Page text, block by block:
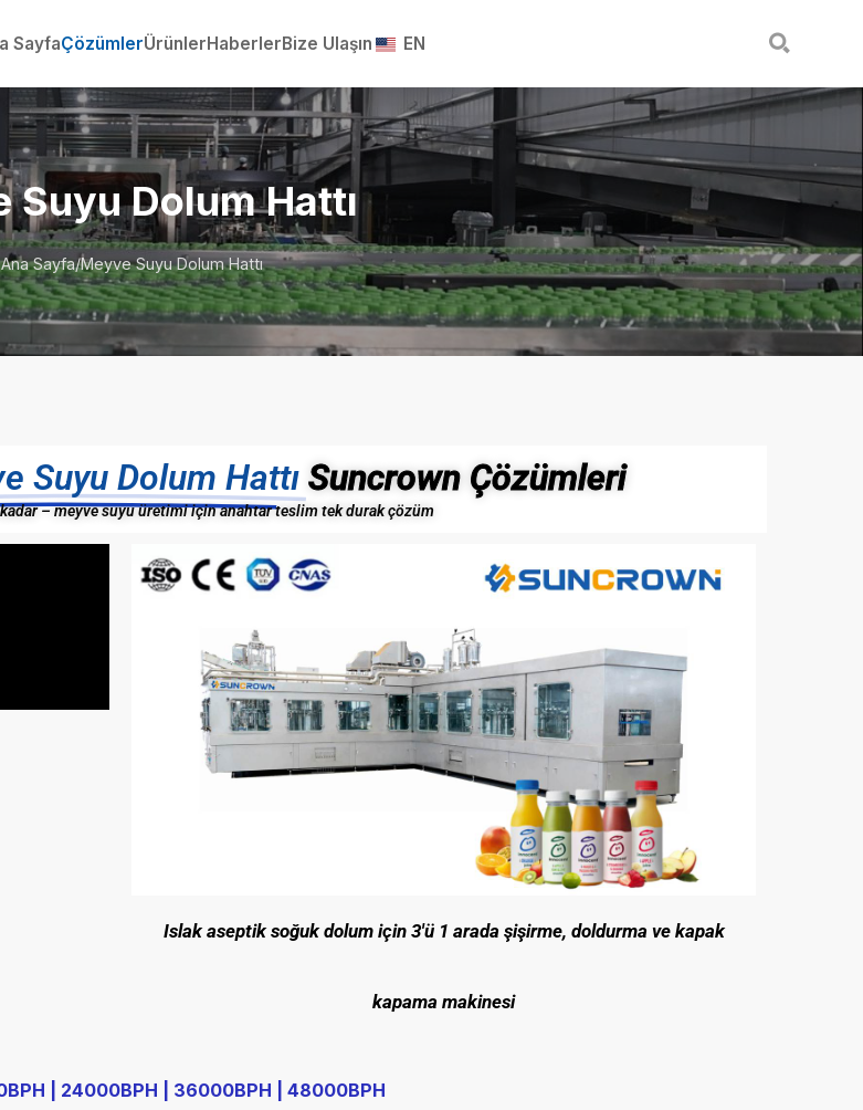
SayfaÇözümlerÜrünlerHaberlerBize Ulaşın EN 
Suyu Dolum Hattı
Ana Sayfa/Meyve Suyu Dolum Hattı
Suyu Dolum Hattı Suncrown Çözümleri
– meyve suyu üretimi için anahtar teslim tek durak çözüm
Islak aseptik soğuk dolum için 3'ü 1 arada şişirme, doldurma ve kapak
kapama makinesi
| 24000BPH | 36000BPH | 48000BPH